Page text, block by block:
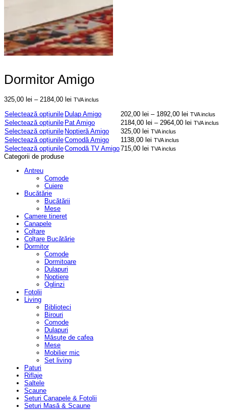
Dormitor Amigo
325,00 lei – 2184,00 lei Interval
prețuri:
325,00 lei
până
la
2184,00 lei
TVA inclus
Selectează opțiunileAcest
produs
are
mai
multe
variații.
Opțiunile
fi
alese
pagina
produsului.
Dulap Amigo 202,00 lei – 1892,00 lei Interval
de
TVA inclus
Selectează opțiunileAcest
produs
are
mai
multe
variații.
pot
fi
în
pagina
produsului.
Pat Amigo 2184,00 lei – 2964,00 lei Interval
TVA inclus
Selectează opțiunileAcest
produs
are
mai
multe
Opțiunile
pot
alese
în
pagina
produsului.
Noptieră Amigo 325,00 lei TVA inclus
Selectează opțiunileAcest
produs
are
variații.
fi
în
Comodă Amigo 1138,00 lei TVA inclus
Selectează opțiunileAcest
produs
multe
pot
alese
produsului.
Comodă TV Amigo715,00 lei TVA inclus
Categorii de produse
Antreu
Comode
Cuiere
Bucătărie
Bucătării
Mese
Camere tineret
Canapele
Colțare
Colțare Bucătărie
Dormitor
Comode
Dormitoare
Dulapuri
Noptiere
Oglinzi
Fotolii
Living
Biblioteci
Birouri
Comode
Dulapuri
Măsuțe de cafea
Mese
Mobilier mic
Set living
Paturi
Riflaje
Saltele
Scaune
Seturi Canapele & Fotolii
Seturi Masă & Scaune